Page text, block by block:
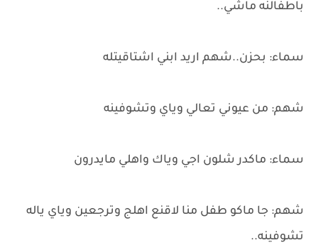
باطفالنه ماشي..
سماء: بحزن..شهم اريد ابني اشتاقيتله
شهم: من عيوني تعالي وياي وتشوفينه
سماء: ماكدر شلون اجي وياك واهلي مايدرون
شهم: جا ماكو طفل منا لاقنع اهلج وترجعين وياي ياله
تشوفينه..